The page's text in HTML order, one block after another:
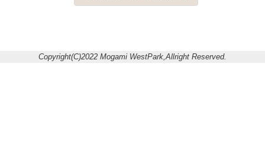
Copyright(C)2022 Mogami WestPark,Allright Reserved.